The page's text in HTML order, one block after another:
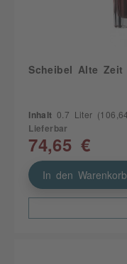
Scheibel Alte Zeit
Inhalt 0.7 Liter
Lieferbar
74,65 €
In den Warenkorb